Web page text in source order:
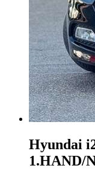
Hyundai
1.HAND/